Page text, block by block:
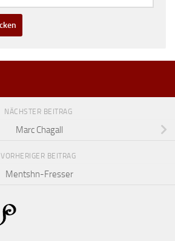
NÄCHSTER BEITRAG
Marc Chagall
VORHERIGER BEITRAG
Mentshn-Fresser